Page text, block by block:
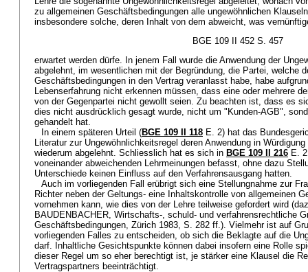
zu allgemeinen Geschäftsbedingungen alle ungewöhnlichen
insbesondere solche, deren Inhalt von dem abweicht, was
BGE 109 II 452 S. 457
erwartet werden dürfe. In jenem Fall wurde die Anwendung der
abgelehnt, im wesentlichen mit der Begründung, die Partei, welche
Geschäftsbedingungen in den Vertrag veranlasst habe, habe
Lebenserfahrung nicht erkennen müssen, dass eine oder mehrere
von der Gegenpartei nicht gewollt seien. Zu beachten ist, dass es
dies nicht ausdrücklich gesagt wurde, nicht um "Kunden-AGB",
gehandelt hat.
In einem späteren Urteil (BGE 109 II 118 E. 2) hat das
Literatur zur Ungewöhnlichkeitsregel deren Anwendung in
wiederum abgelehnt. Schliesslich hat es sich in BGE 109 II 216 E.
voneinander abweichenden Lehrmeinungen befasst, ohne dazu
Unterschiede keinen Einfluss auf den Verfahrensausgang hatten.
Auch im vorliegenden Fall erübrigt sich eine Stellungnahme zur
Richter neben der Geltungs- eine Inhaltskontrolle von allgemeinen
vornehmen kann, wie dies von der Lehre teilweise gefordert wird
BAUDENBACHER, Wirtschafts-, schuld- und verfahrensrechtliche
Geschäftsbedingungen, Zürich 1983, S. 282 ff.). Vielmehr ist auf
vorliegenden Falles zu entscheiden, ob sich die Beklagte auf die
darf. Inhaltliche Gesichtspunkte können dabei insofern eine Rolle
dieser Regel um so eher berechtigt ist, je stärker eine Klausel die
Vertragspartners beeinträchtigt.